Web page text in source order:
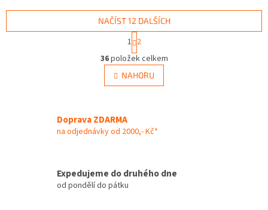
minidiscích po 8mi a pochází z
minidiscích po 8mi a pochází z...
O
v
l
á
í
k
NAČÍST 12 DALŠÍCH
S
t
r
á
n
k
n
í
1 2
36položek celkem
NAHORU
Doprava ZDARMA
na odjednávky od 2000,- Kč*
Expedujeme do druhého dne
od pondělí do pátku